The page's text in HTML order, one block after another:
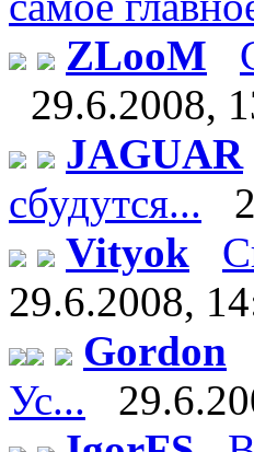
ZLooM
29.6.2008,
JAGUAR
сбудутся...
Vityok
29.6.2008,
Gordon
Ус...